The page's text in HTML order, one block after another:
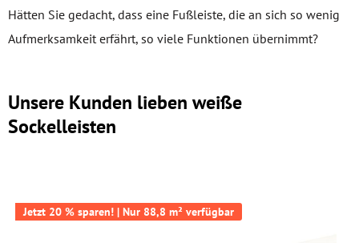
Hätten Sie gedacht, dass eine Fußleiste, die an sich so wenig
Aufmerksamkeit erfährt, so viele Funktionen übernimmt?
Unsere Kunden lieben weiße
Sockelleisten
Jetzt 20 % sparen! | Nur 88,8 m² verfügbar